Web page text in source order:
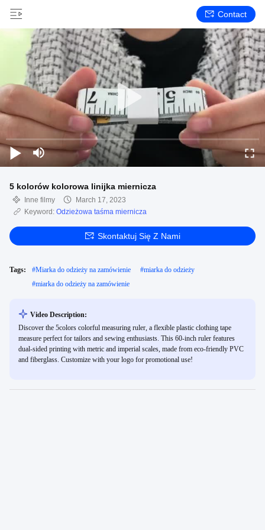
Contact
5 kolorów kolorowa linijka miernicza
Inne filmy
March 17, 2023
Keyword: Odzieżowa taśma miernicza
Skontaktuj Się Z Nami
Tags: #Miarka do odzieży na zamówienie #miarka do odzieży
#miarka do odzieży na zamówienie
Video Description:
Discover the 5colors colorful measuring ruler, a flexible plastic clothing tape
measure perfect for tailors and sewing enthusiasts. This 60-inch ruler features
dual-sided printing with metric and imperial scales, made from eco-friendly PVC
and fiberglass. Customize with your logo for promotional use!